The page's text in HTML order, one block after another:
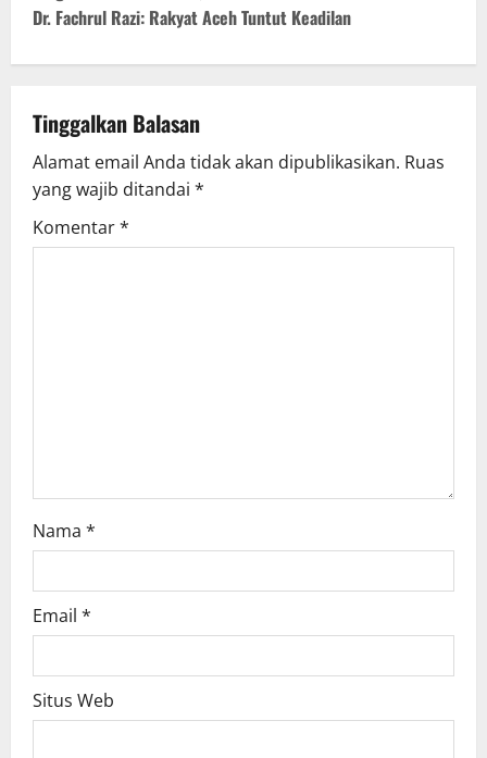
n
a
v
i
g
a
Dr. Fachrul Razi: Rakyat Aceh Tuntut Keadilan
Tinggalkan Balasan
Alamat email Anda tidak akan dipublikasikan. Ruas
yang wajib ditandai *
Komentar*
Nama *
Email *
Situs Web